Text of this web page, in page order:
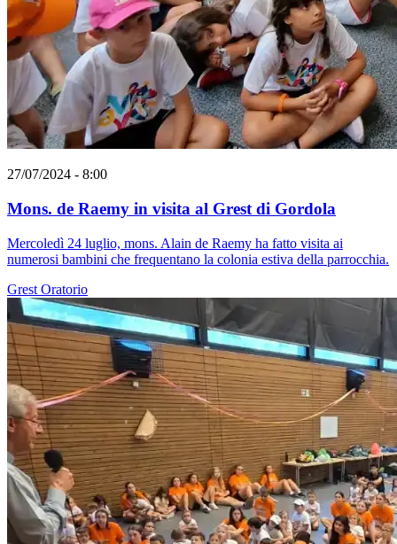
27/07/2024 - 8:00
Mons. de Raemy in visita al Grest di Gordola
Mercoledì 24 luglio, mons. Alain de Raemy ha fatto visita ai
numerosi bambini che frequentano la colonia estiva della parrocchia.
Grest Oratorio